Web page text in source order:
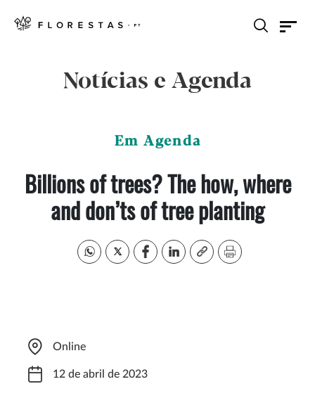
Notícias e Agenda
Em Agenda
Billions of trees? The how, where
and don’ts of tree planting
Online
12 de abril de 2023